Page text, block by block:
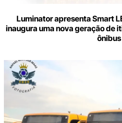
Luminator apresenta Smart
inaugura uma nova geração de
ônibus